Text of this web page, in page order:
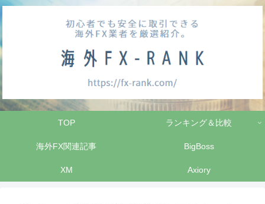
TOP ランキング＆比較
海外FX関連記事 BigBoss
XM Axiory